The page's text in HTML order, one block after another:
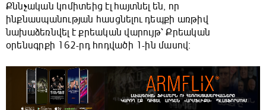
Քննչական կոմիտեից էլ հայտնել են, որ
ինքնասպանության հասցնելու դեպքի առթիվ
նախաձեռնվել է քրեական վարույթ՝ Քրեական
օրենսգրքի 162-րդ հոդվածի 1-ին մասով: